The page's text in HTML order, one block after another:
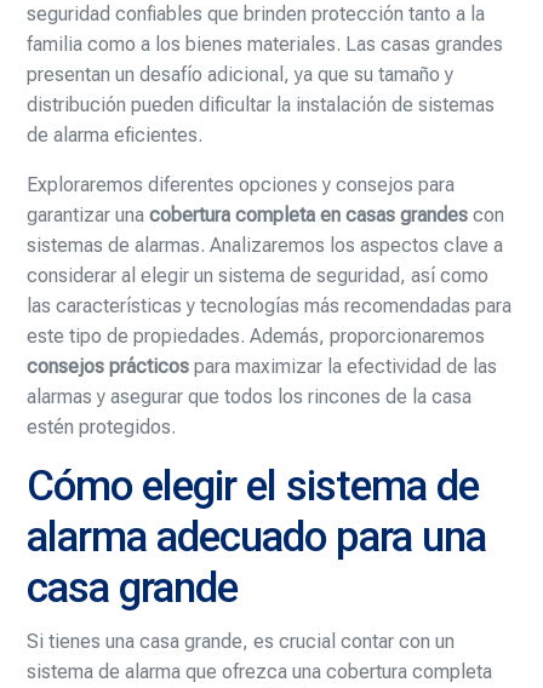
seguridad confiables que brinden protección tanto a la
familia como a los bienes materiales. Las casas grandes
presentan un desafío adicional, ya que su tamaño y
distribución pueden dificultar la instalación de sistemas
de alarma eficientes.
Exploraremos diferentes opciones y consejos para
garantizar unacobertura completa en casas grandes con
sistemas de alarmas. Analizaremos los aspectos clave a
considerar al elegir un sistema de seguridad, así como
las características y tecnologías más recomendadas para
este tipo de propiedades. Además, proporcionaremos
consejos prácticos para maximizar la efectividad de las
alarmas y asegurar que todos los rincones de la casa
estén protegidos.
Cómo elegir el sistema de
alarma adecuado para una
casa grande
Si tienes una casa grande, es crucial contar con un
sistema de alarma que ofrezca una cobertura completa